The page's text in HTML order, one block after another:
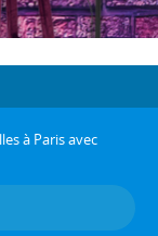
à Paris avec